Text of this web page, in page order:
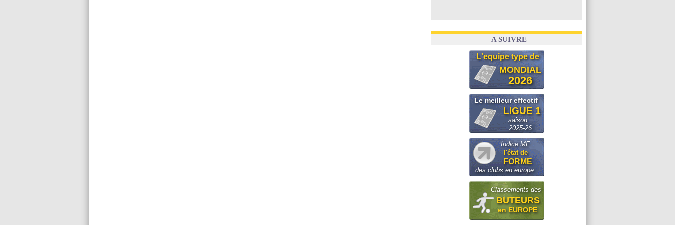
A SUIVRE
L'equipe type de
MONDIAL
2026
Le meilleur effectif
LIGUE 1
saison
2025-26
Indice MF :
l'état de
FORME
des clubs en europe
Classements des
BUTEURS
en EUROPE